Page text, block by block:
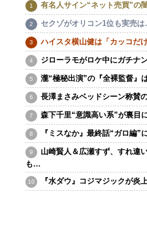
有名人サイン“ネット売買”の
セクゾがオリコン1位も実売
ハイスタ横山健は「カッコだけ
ジローラモがロケ中にガチナ
瀧“極秘出演”の『全裸監督』
長澤まさみベッドシーン称賛
森下千里“意識高い系”が裏目
『ミスなか』最終話“ガロ編”
山崎賢人＆広瀬すず、すれ違
も…
『水ダウ』コジマジックが炎